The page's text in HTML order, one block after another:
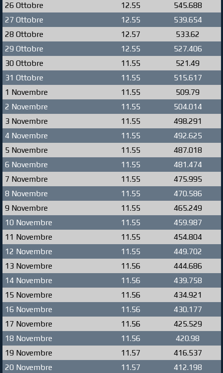
26 Ottobre
12.55
545.688
27 Ottobre
12.55
539.654
28 Ottobre
12.57
533.62
29 Ottobre
12.55
527.406
30 Ottobre
11.55
521.49
31 Ottobre
11.55
515.617
1 Novembre
11.55
509.79
2 Novembre
11.55
504.014
3 Novembre
11.55
498.291
4 Novembre
11.55
492.625
5 Novembre
11.55
487.018
6 Novembre
11.55
481.474
7 Novembre
11.55
475.995
8 Novembre
11.55
470.586
9 Novembre
11.55
465.249
10 Novembre
11.55
459.987
11 Novembre
11.55
454.804
12 Novembre
11.55
449.702
13 Novembre
11.56
444.686
14 Novembre
11.56
439.758
15 Novembre
11.56
434.921
16 Novembre
11.56
430.177
17 Novembre
11.56
425.529
18 Novembre
11.56
420.98
19 Novembre
11.57
416.537
20 Novembre
11.57
412.198